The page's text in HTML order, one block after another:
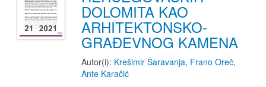
DOLOMITA KAO
ARHITEKTONSKO-
GRAĐEVNOG KAMENA
Autor(i): Krešimir Šaravanja, Frano Oreč,
Ante Karačić